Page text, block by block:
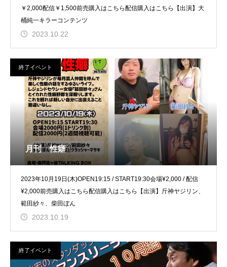
￥2,000配信￥1,500前売購入はこちら配信購入はこちら【出演】大
桶純一キラーコンテンツ
2023.10.22
終了イベント
月刊 性癖
2023年10月19日(木)OPEN19:15 / START19:30会場¥2,000 / 配信
¥2,000前売購入はこちら配信購入はこちら【出演】斤神ヤジリン、
範田紗々、柴田ぼん
2023.10.19
終了イベント